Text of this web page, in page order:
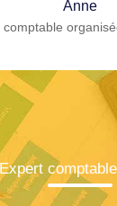
Anne
comptable